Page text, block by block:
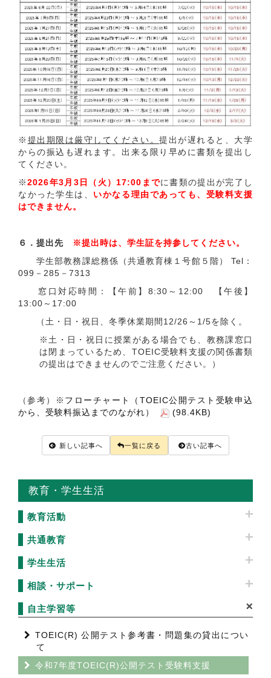
※ 提出期限は厳守してください。提出が遅れると、大学
からの振込も遅れます。出来る限り早めに書類を提出し
てください。
※2026年3月3日（火）17:00までに書類の提出が完了し
なかった学生は、 いかなる理由であっても、受験料支援
はできません。
６．提出先
※提出時は、学生証を持参してください。
学生部教務課総務係（共通教育棟１号館５階） Tel：
099－285－7313
窓口対応時間：【午前】8:30～12:00 【午後】
13:00～17:00
（土・日・祝日、冬季休業期間12/26～1/5を除く。
※土・日・祝日に授業がある場合でも、教務課窓口
は閉まっているため、TOEIC受験料支援の関係書類
の提出はできませんのでご注意ください。）
（参考）※ フローチャート（TOEIC公開テスト受験申込
から、受験料振込までのながれ）
(98.4KB)
新しい記事へ 一覧に戻る 古い記事へ
教育・学生生活
教育活動
共通教育
学生生活
相談・サポート
自主学習等
TOEIC(R) 公開テスト参考書・問題集の貸出につい
て
令和7年度TOEIC(R)公開テスト受験料支援